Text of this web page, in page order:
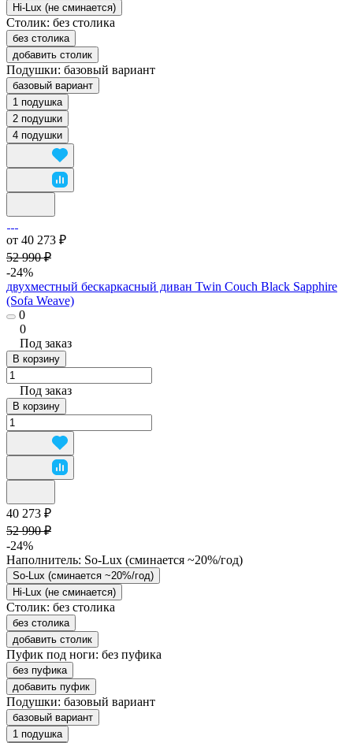
Hi-Lux (не сминается)
Столик: без столика
без столика
добавить столик
Подушки: базовый вариант
базовый вариант
1 подушка
2 подушки
4 подушки
от 40 273 ₽
52 990 ₽
-24%
двухместный бескаркасный диван Twin Couch Black Sapphire
(Sofa Weave)
0
0
Под заказ
В корзину
Под заказ
В корзину
40 273 ₽
52 990 ₽
-24%
Наполнитель: So-Lux (cминается ~20%/год)
So-Lux (cминается ~20%/год)
Hi-Lux (не сминается)
Столик: без столика
без столика
добавить столик
Пуфик под ноги: без пуфика
без пуфика
добавить пуфик
Подушки: базовый вариант
базовый вариант
1 подушка